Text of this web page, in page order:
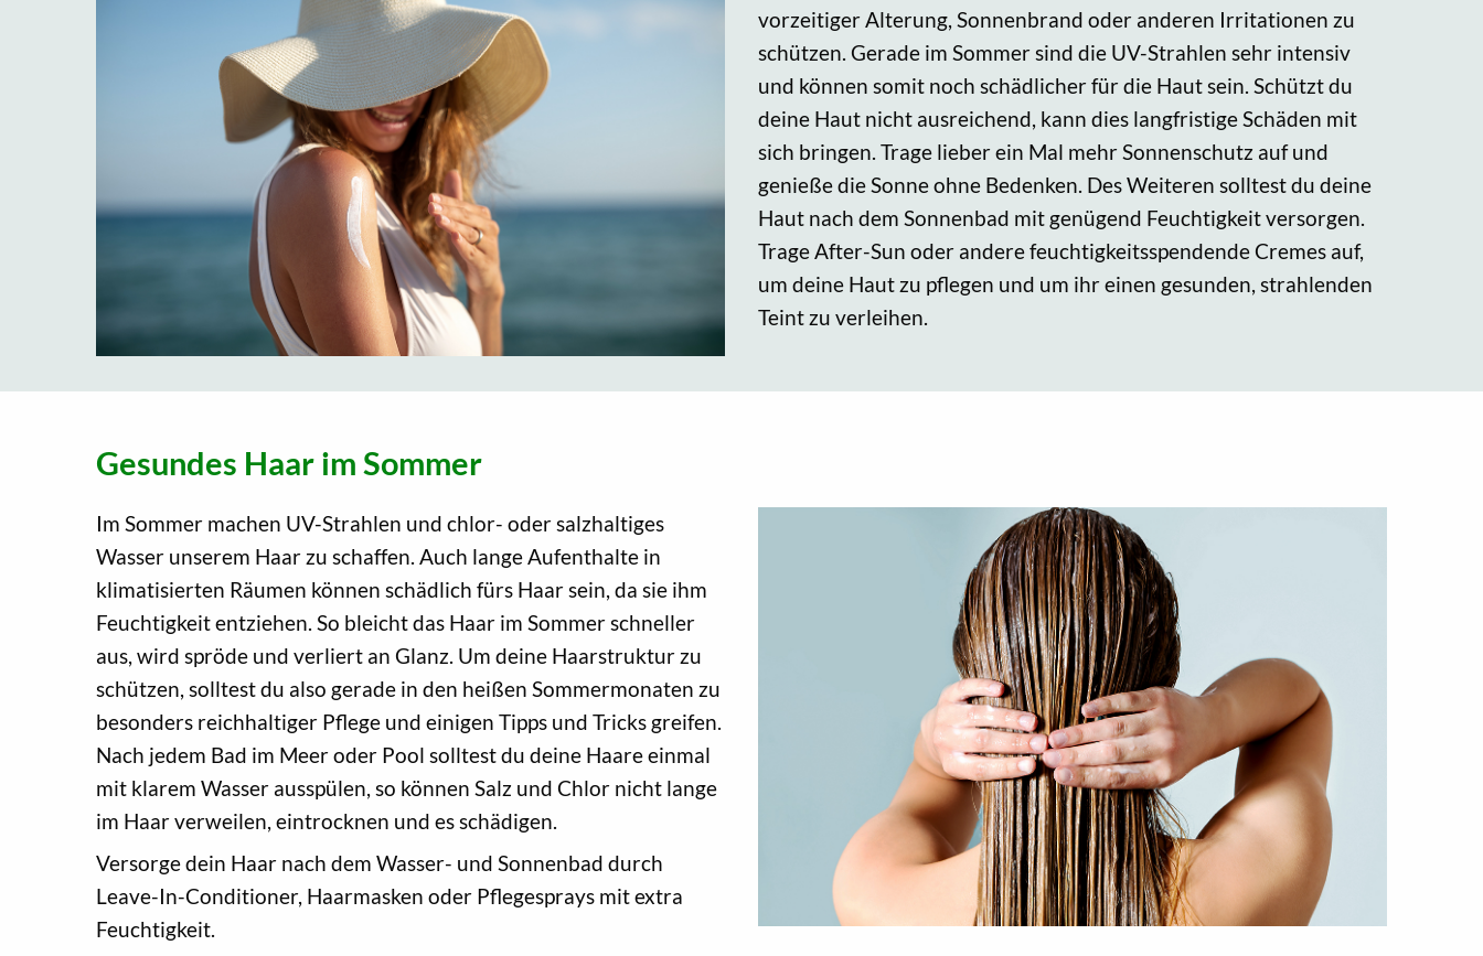
vorzeitiger Alterung, Sonnenbrand oder anderen Irritationen zu
schützen. Gerade im Sommer sind die UV-Strahlen sehr intensiv
und können somit noch schädlicher für die Haut sein. Schützt du
deine Haut nicht ausreichend, kann dies langfristige Schäden mit
sich bringen. Trage lieber ein Mal mehr Sonnenschutz auf und
genieße die Sonne ohne Bedenken. Des Weiteren solltest du deine
Haut nach dem Sonnenbad mit genügend Feuchtigkeit versorgen.
Trage After-Sun oder andere feuchtigkeitsspendende Cremes auf,
um deine Haut zu pflegen und um ihr einen gesunden, strahlenden
Teint zu verleihen.
Gesundes Haar im Sommer
Im Sommer machen UV-Strahlen und chlor- oder salzhaltiges
Wasser unserem Haar zu schaffen. Auch lange Aufenthalte in
klimatisierten Räumen können schädlich fürs Haar sein, da sie ihm
Feuchtigkeit entziehen. So bleicht das Haar im Sommer schneller
aus, wird spröde und verliert an Glanz. Um deine Haarstruktur zu
schützen, solltest du also gerade in den heißen Sommermonaten zu
besonders reichhaltiger Pflege und einigen Tipps und Tricks greifen.
Nach jedem Bad im Meer oder Pool solltest du deine Haare einmal
mit klarem Wasser ausspülen, so können Salz und Chlor nicht lange
im Haar verweilen, eintrocknen und es schädigen.
Versorge dein Haar nach dem Wasser- und Sonnenbad durch
Leave-In-Conditioner, Haarmasken oder Pflegesprays mit extra
Feuchtigkeit.